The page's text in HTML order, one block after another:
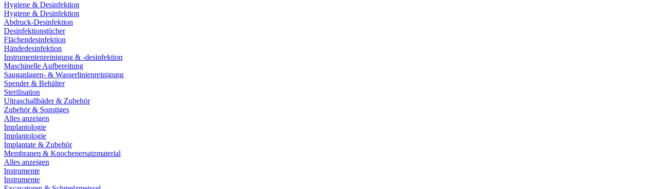
Hygiene & Desinfektion
Hygiene & Desinfektion
Abdruck-Desinfektion
Desinfektionstücher
Flächendesinfektion
Händedesinfektion
Instrumentenreinigung & -desinfektion
Maschinelle Aufbereitung
Sauganlagen- & Wasserlinienreinigung
Spender & Behälter
Sterilisation
Ultraschallbäder & Zubehör
Zubehör & Sonstiges
Alles anzeigen
Implantologie
Implantologie
Implantate & Zubehör
Membranen & Knochenersatzmaterial
Alles anzeigen
Instrumente
Instrumente